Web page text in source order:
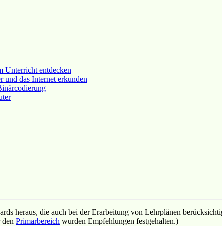
Unterricht entdecken
das Internet erkunden
heraus, die auch bei der Erarbeitung von Lehrplänen
Primarbereich wurden Empfehlungen festgehalten.)